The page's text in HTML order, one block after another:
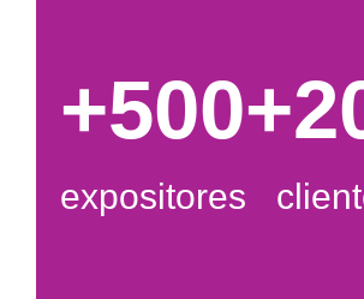
expositores
+500+